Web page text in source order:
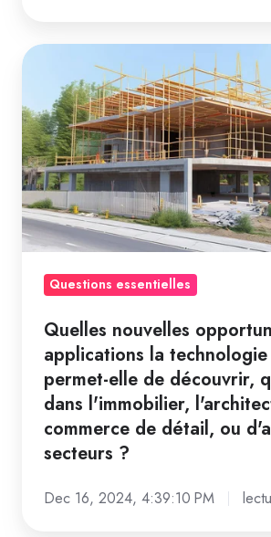
Quelles
nouvelles
opportunités
ou
applications
la
technologie
Matterport
découvrir,
que
soit
dans
l'immobilier,
l'architecture,
Questions essentielles
Quelles nouvelles
applications la
permet-elle de découvrir,
dans l'immobilier,
commerce de détail, ou
secteurs ?
Dec 16, 2024, 4:39:10 PM